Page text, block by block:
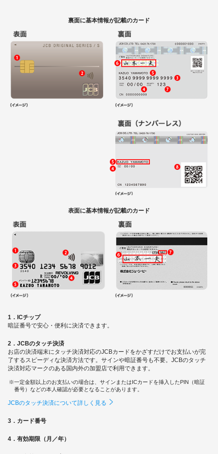
裏面に基本情報が記載のカード
表面に基本情報が記載のカード
1．ICチップ
暗証番号で安心・便利に決済できます。
2．JCBのタッチ決済
お店の決済端末にタッチ決済対応のJCBカードをかざすだけでお支払いが完
了するスピーディな決済方法です。サインや暗証番号も不要。JCBのタッチ
決済対応マークのある国内外の加盟店で利用できます。
一定金額以上のお支払いの場合は、サインまたはICカードを挿入したPIN（暗証
番号）などの本人確認が必要となることがあります。
JCBのタッチ決済について詳しく見る
3．カード番号
4．有効期限（月／年）